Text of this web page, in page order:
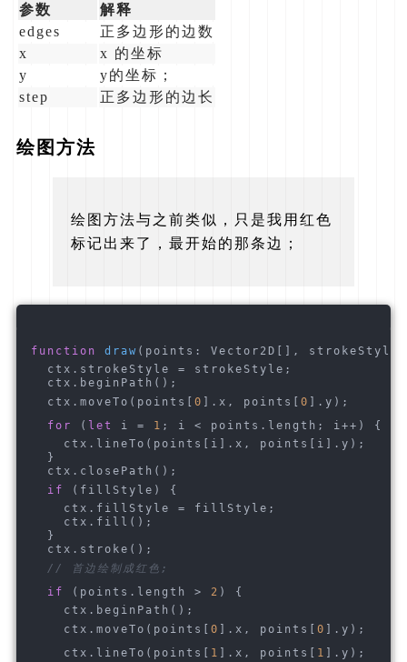
参数
解释
edges
正多边形的边数
x
x 的坐标
y
y的坐标；
step
正多边形的边长
绘图方法
绘图方法与之前类似，只是我用红色
标记出来了，最开始的那条边；
function draw ( points: Vector2D[],
ctx.strokeStyle = strokeStyle;
ctx.beginPath();
ctx.moveTo(points[ 0 ].x, points[ 0 ].y);
for
( let i = 1 ; i < points.length; i++) {
ctx.lineTo(points[i].x, points[i].y);
}
ctx.closePath();
if
(fillStyle) {
ctx.fillStyle = fillStyle;
ctx.fill();
}
ctx.stroke();
// 首边绘制成红色;
if
(points.length > 2 ) {
ctx.beginPath();
ctx.moveTo(points[ 0 ].x, points[ 0 ].y);
ctx.lineTo(points[ 1 ].x, points[ 1 ].y);